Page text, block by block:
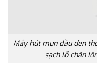
Máy hút mụn đầu đen
sạch lỗ chân